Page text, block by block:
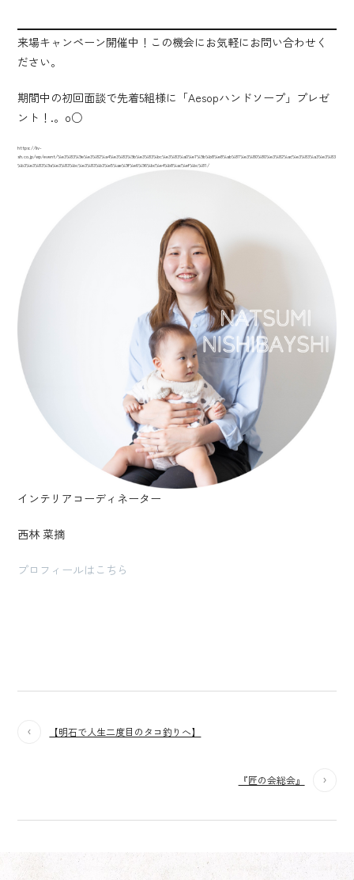
来場キャンペーン開催中！この機会にお気軽にお問い合わせく
ださい。
期間中の初回面談で先着5組様に「Aesopハンドソープ」プレゼ
ント！.。o○
https://liv-
sh.co.jp/wp/event/%e3%83%9e%e3%82%a4%e3%83%9b%e3%83%bc%e3%83%a0%e7%9b%b8%e8%ab%87%e3%80%80%e3%82%ad%e3%83%a3%e3%83
%b3%e3%83%9a%e3%83%bc%e3%83%b3%e5%ae%9f%e6%96%bd%e4%b8%ad%ef%bc%81/
インテリアコーディネーター
西林 菜摘
プロフィールはこちら
【明石で人生二度目のタコ釣りへ】
『匠の会総会』